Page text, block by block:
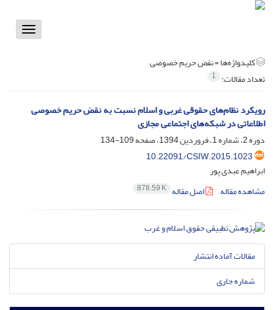
Toggle
کلیدواژه‌ها =نقض حریم خصوصی
تعداد مقالات: 1
رویکرد نظام‌های حقوقی غربی و اسلام نسبت به نقض حریم خصوصی
اطلاعاتی در شبکه‌های اجتماعی مجازی
دوره 2، شماره 1، فروردین 1394، صفحه
109-134
10.22091/CSIW.2015.1023
ابراهیم عبدی پور
مشاهده مقاله
اصل مقاله 878.59 K
مقالات آماده انتشار
شماره جاری